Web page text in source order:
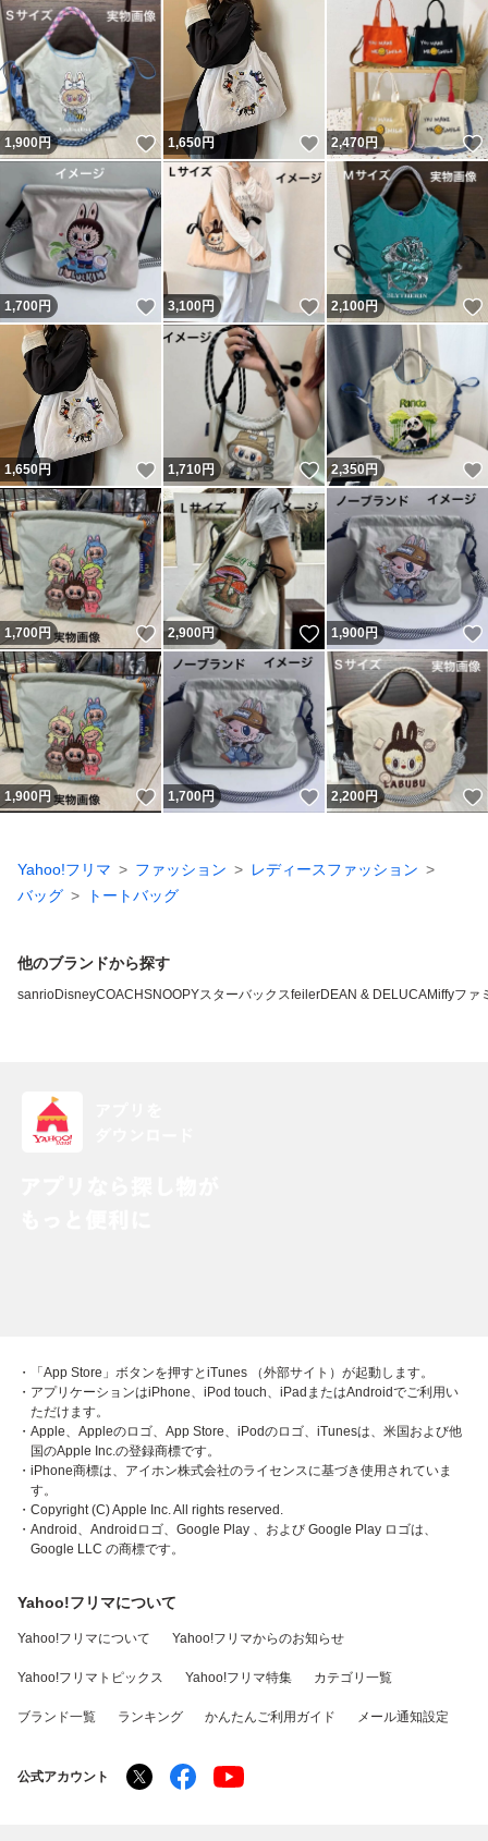
1,900円 いいね！
1,650円 いいね！
2,470円
1,700円 いいね！
3,100円 いいね！
2,100円
1,650円 いいね！
1,710円 いいね！
2,350円
1,700円 いいね！
2,900円 いいね！
1,900円
1,900円 いいね！
1,700円 いいね！
2,200円
Yahoo!フリマ ファッション
レディースファッション
バッグ
トートバッグ
他のブランドから探す
sanrioDisneyCOACHSNOOPYスターバックスfeilerDEAN & DELUCAMiffyファ
・「App Store」ボタンを押すとiTunes （外部サイト）が起動します。
・アプリケーションはiPhone、iPod touch、iPadまたはAndroidでご利用い
ただけます。
・Apple、Appleのロゴ、App Store、iPodのロゴ、iTunesは、米国および他
国のApple Inc.の登録商標です。
・iPhone商標は、アイホン株式会社のライセンスに基づき使用されていま
す。
・Copyright (C) Apple Inc. All rights reserved.
・Android、Androidロゴ、Google Play 、および Google Play ロゴは、
Google LLC の商標です。
Yahoo!フリマについて
Yahoo!フリマについて Yahoo!フリマからのお知らせ
Yahoo!フリマトピックス Yahoo!フリマ特集 カテゴリ一覧
ブランド一覧 ランキング かんたんご利用ガイド メール通知設定
公式アカウント